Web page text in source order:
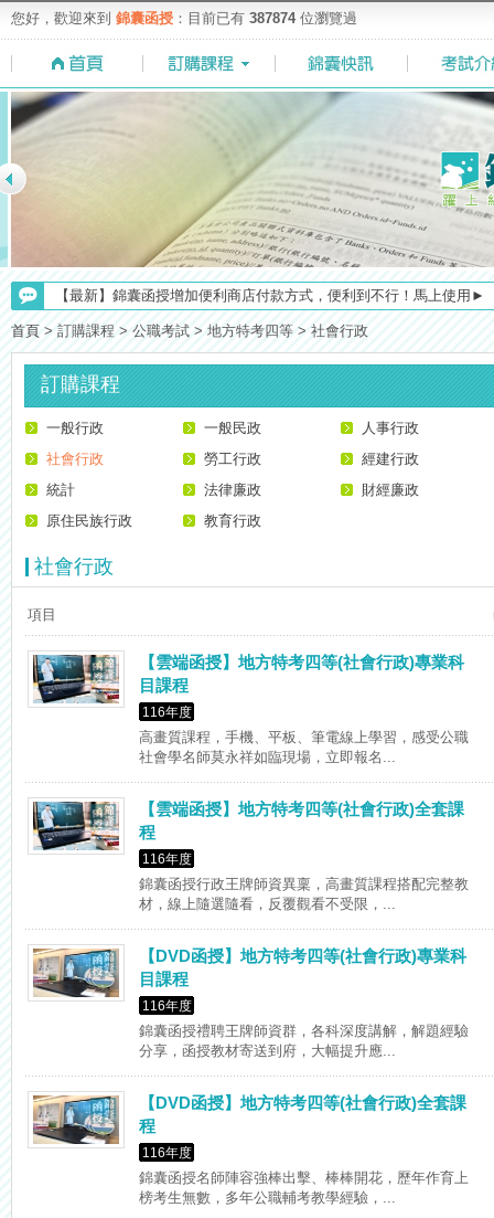
您好，歡迎來到 錦囊函授 ：目前已有 387874位瀏覽過
【考試院】國考證書數位化，112年起全面實施！點我看詳情>>>
【最新】錦囊函授增加便利商店付款方式，便利到不行！馬上使用►
【重要】114年度起，雲端函授之課堂教材須知，請點我查看☀☀☀
【注意】112年起高普不考「公文」／高考英文占比提升，快來看看
【考選部】高普考／修正部份考試科目及大綱，趕快來看看有哪一些
【上榜生獎學金計畫】恭賀金榜！上榜生獎學金申請辦法與表格下
【NEW】加入◆錦囊函授Facebook粉絲專頁◆，最新消息、優惠活
首頁 > 訂購課程 > 公職考試 > 地方特考四等 > 社會行政
訂購課程
一般行政 一般民政
人事行政
社會行政
勞工行政
經建行政
統計
法律廉政
財經廉政
原住民族行政
教育行政
社會行政
項目
【雲端函授】地方特考四等(社會行政)專業科
目課程
116年度
高畫質課程，手機、平板、筆電線上學習，感受公職
社會學名師莫永祥如臨現場，立即報名...
【雲端函授】地方特考四等(社會行政)全套課
程
116年度
錦囊函授行政王牌師資異稟，高畫質課程搭配完整教
材，線上隨選隨看，反覆觀看不受限，...
【DVD函授】地方特考四等(社會行政)專業科
目課程
116年度
錦囊函授禮聘王牌師資群，各科深度講解，解題經驗
分享，函授教材寄送到府，大幅提升應...
【DVD函授】地方特考四等(社會行政)全套課
程
116年度
錦囊函授名師陣容強棒出擊、棒棒開花，歷年作育上
榜考生無數，多年公職輔考教學經驗，...